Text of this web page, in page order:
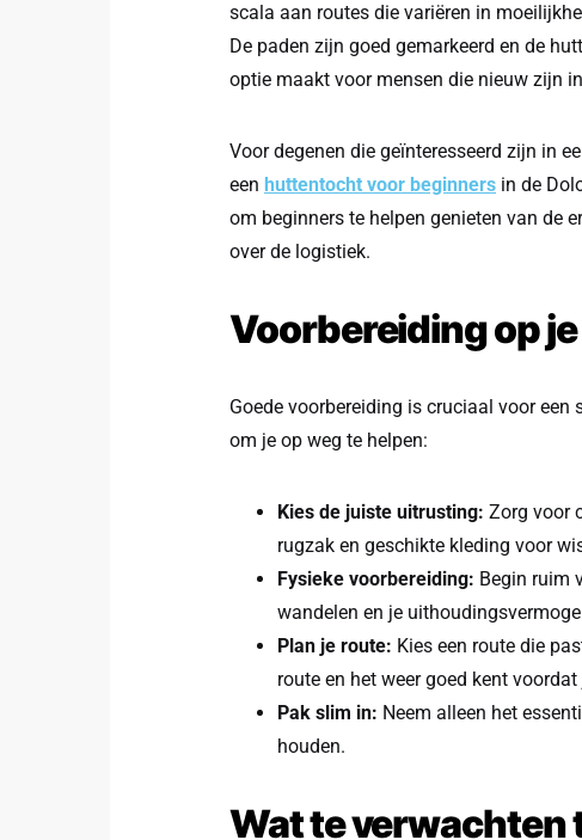
scala aan routes die variëren in
De paden zijn goed gemarkeerd en de
optie maakt voor mensen die nieuw zijn
Voor degenen die geïnteresseerd zijn in
een huttentocht voor beginners in de
om beginners te helpen genieten van de
over de logistiek.
Voorbereiding op
Goede voorbereiding is cruciaal voor
om je op weg te helpen:
Kies de juiste uitrusting: Zorg voor
rugzak en geschikte kleding voor
Fysieke voorbereiding: Begin ruim
wandelen en je
Plan je route: Kies een route die
route en het weer goed kent voordat
Pak slim in: Neem alleen het
houden.
Wat te verwachten